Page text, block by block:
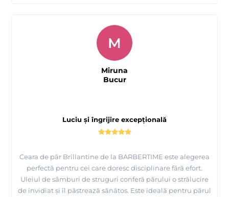
Luciu și îngrijire excepțională
Ceara de păr Brillantine de la BARBERTIME este alegerea
perfectă pentru cei care doresc disciplinare fără efort.
Uleiul de sâmburi de struguri conferă părului o strălucire
de invidiat și îl păstrează sănătos. Este ideală pentru părul
M
Miruna
Bucur